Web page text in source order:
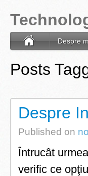
Despre
Posts
Despre
Published on
Întrucât
verific ce